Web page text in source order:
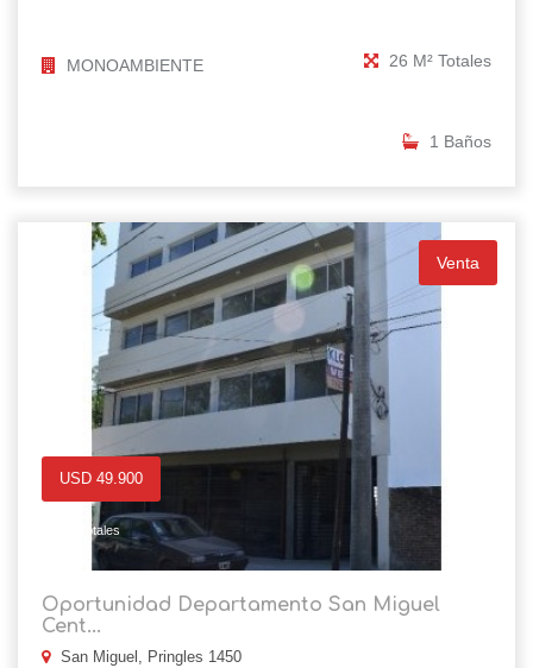
MONOAMBIENTE 26 M² Totales
1 Baños
Venta
USD 49.900
35 M² Totales
Oportunidad Departamento San Miguel
Cent...
San Miguel, Pringles 1450